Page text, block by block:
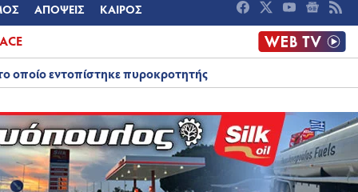
ΑΠΟΨΕΙΣ ΚΑΙΡΟΣ
οποίο εντοπίστηκε πυροκροτητής